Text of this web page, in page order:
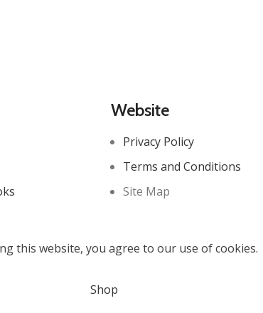
Website
Privacy Policy
Terms and Conditions
Site Map
this website, you agree to our use of cookies.
Shop